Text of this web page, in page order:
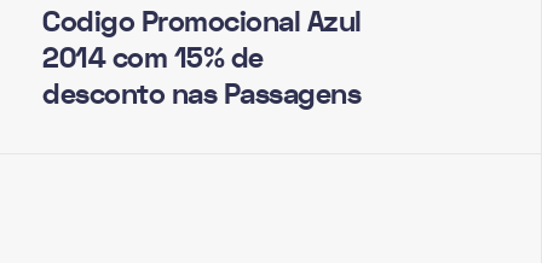
Codigo Promocional Azul
2014 com 15% de
desconto nas Passagens